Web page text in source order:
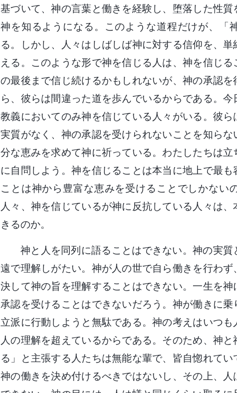
基づいて、神の言葉と働きを経験し、堕落した性質
神を知るようになる。このような道程だけが、「
る。しかし、人々はしばしば神に対する信仰を、
える。このような形で神を信じる人は、神を信じ
の最後まで信じ続けるかもしれないが、神の承認
ら、彼らは間違った道を歩んでいるからである。
教義においてのみ神を信じている人々がいる。彼
実質がなく、神の承認を受けられないことを知ら
分な恵みを求めて神に祈っている。わたしたちは立
に自問しよう。神を信じることは本当に地上で最
ことは神から豊富な恵みを受けることでしかない
人々、神を信じているが神に反抗している人々は
きるのか。
神と人を同列に語ることはできない。神の実
遠で理解しがたい。神が人の世で自ら働きを行わ
決して神の旨を理解することはできない。一生を
承認を受けることはできないだろう。神が働きに
立派に行動しようと無駄である。神の考えはいつ
人の理解を超えているからである。そのため、神
る」と主張する人たちは無能な輩で、皆自惚れて
神の働きを決め付けるべきではないし、その上、